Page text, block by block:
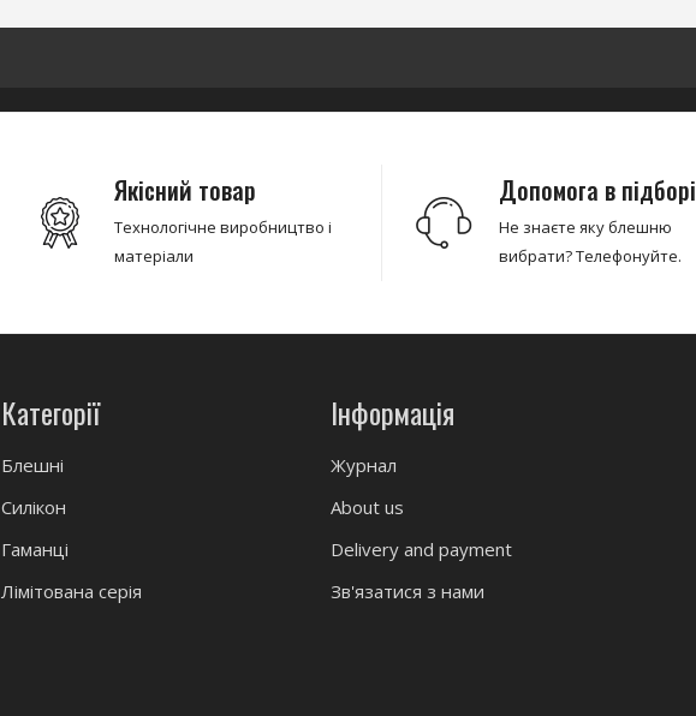
Якісний товар
Технологічне виробництво і
матеріали
Допомога в підборі
Не знаєте яку блешню
вибрати? Телефонуйте.
Категорії
Блешні
Силікон
Гаманці
Лімітована серія
Інформація
Журнал
About us
Delivery and payment
Зв'язатися з нами